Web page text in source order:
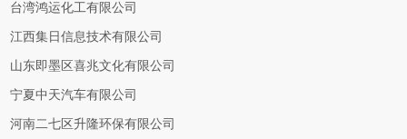
台湾鸿运化工有限公司
江西集日信息技术有限公司
山东即墨区喜兆文化有限公司
宁夏中天汽车有限公司
河南二七区升隆环保有限公司